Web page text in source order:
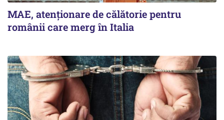
MAE, atenționare de călătorie pentru
românii care merg în Italia